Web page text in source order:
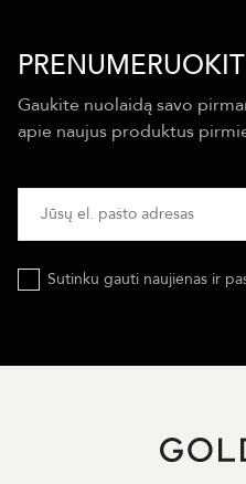
Gaukite nuolaidą savo
apie naujus produktus
Sutinku gauti naujienas ir